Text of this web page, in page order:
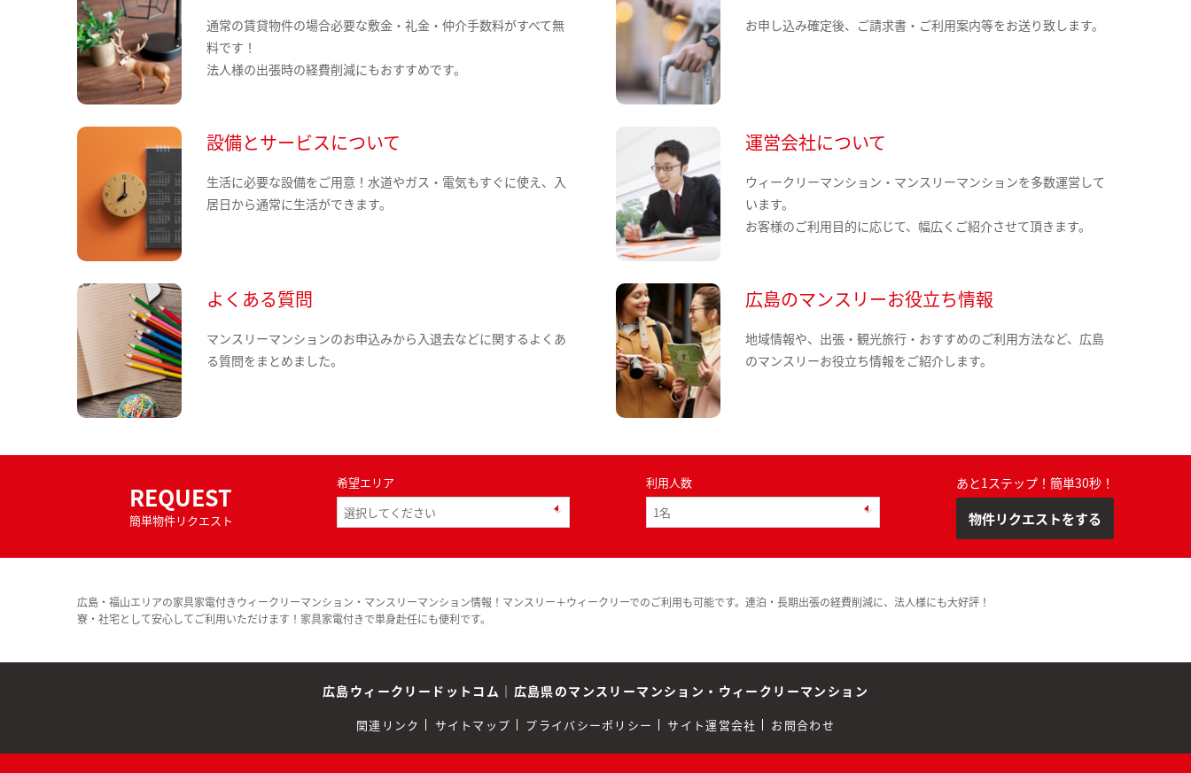
通常の賃貸物件の場合必要な敷金・礼金・仲介手数料がすべて無
料です！
法人様の出張時の経費削減にもおすすめです。
お申し込み確定後、ご請求書・ご利用案内等をお送り致します。
設備とサービスについて
生活に必要な設備をご用意！水道やガス・電気もすぐに使え、入
居日から通常に生活ができます。
運営会社について
ウィークリーマンション・マンスリーマンションを多数運営して
います。
お客様のご利用目的に応じて、幅広くご紹介させて頂きます。
よくある質問
マンスリーマンションのお申込みから入退去などに関するよくあ
る質問をまとめました。
広島のマンスリーお役立ち情報
地域情報や、出張・観光旅行・おすすめのご利用方法など、広島
のマンスリーお役立ち情報をご紹介します。
REQUEST
簡単物件リクエスト
希望エリア 利用人数 あと1ステップ！簡単30秒！
物件リクエストをする
広島・福山エリアの家具家電付きウィークリーマンション・マンスリーマンション情報！マンスリー＋ウィークリーでのご利用も可能です。連泊・長期出張の経費削減に、法人様にも大好評！
寮・社宅として安心してご利用いただけます！家具家電付きで単身赴任にも便利です。
広島ウィークリードットコム ｜ 広島県のマンスリーマンション・ウィークリーマンション
関連リンク サイトマップ プライバシーポリシー サイト運営会社 お問合わせ